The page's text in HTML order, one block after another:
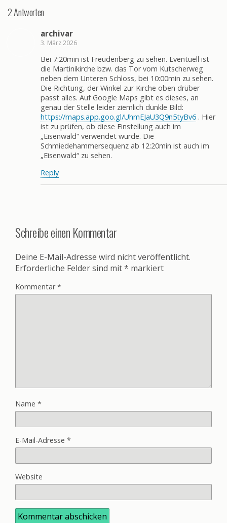
2 Antworten
archivar
3. März 2026
Bei 7:20min ist Freudenberg zu sehen. Eventuell ist
die Martinikirche bzw. das Tor vom Kutscherweg
neben dem Unteren Schloss, bei 10:00min zu sehen.
Die Richtung, der Winkel zur Kirche oben drüber
passt alles. Auf Google Maps gibt es dieses, an
genau der Stelle leider ziemlich dunkle Bild:
https://maps.app.goo.gl/UhmEJaU3Q9n5tyBv6 . Hier
ist zu prüfen, ob diese Einstellung auch im
„Eisenwald“ verwendet wurde. Die
Schmiedehammersequenz ab 12:20min ist auch im
„Eisenwald“ zu sehen.
Reply
Schreibe einen Kommentar
Deine E-Mail-Adresse wird nicht veröffentlicht.
Erforderliche Felder sind mit* markiert
Kommentar*
Name *
E-Mail-Adresse *
Website